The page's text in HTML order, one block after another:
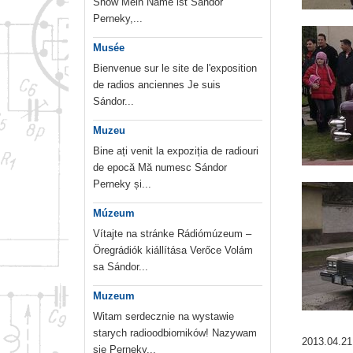
Perneky,...
Musée
Bienvenue sur le site de l'exposition
de radios anciennes Je suis
Sándor...
Muzeu
Bine ați venit la expoziția de radiouri
de epocă Mă numesc Sándor
Perneky și...
Múzeum
Vítajte na stránke Rádiómúzeum –
Öregrádiók kiállítása Verőce Volám
sa Sándor...
Muzeum
Witam serdecznie na wystawie
starych radioodbiorników! Nazywam
sie Perneky...